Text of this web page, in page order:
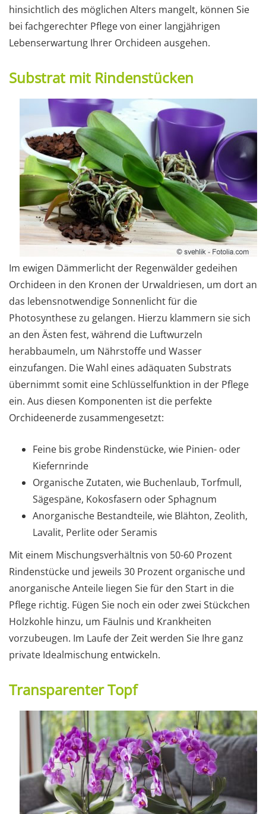
hinsichtlich des möglichen Alters mangelt, können Sie
bei fachgerechter Pflege von einer langjährigen
Lebenserwartung Ihrer Orchideen ausgehen.
Substrat mit Rindenstücken
Im ewigen Dämmerlicht der Regenwälder gedeihen
Orchideen in den Kronen der Urwaldriesen, um dort an
das lebensnotwendige Sonnenlicht für die
Photosynthese zu gelangen. Hierzu klammern sie sich
an den Ästen fest, während die Luftwurzeln
herabbaumeln, um Nährstoffe und Wasser
einzufangen. Die Wahl eines adäquaten Substrats
übernimmt somit eine Schlüsselfunktion in der Pflege
ein. Aus diesen Komponenten ist die perfekte
Orchideenerde zusammengesetzt:
Feine bis grobe Rindenstücke, wie Pinien- oder
Kiefernrinde
Organische Zutaten, wie Buchenlaub, Torfmull,
Sägespäne, Kokosfasern oder Sphagnum
Anorganische Bestandteile, wie Blähton, Zeolith,
Lavalit, Perlite oder Seramis
Mit einem Mischungsverhältnis von 50-60 Prozent
Rindenstücke und jeweils 30 Prozent organische und
anorganische Anteile liegen Sie für den Start in die
Pflege richtig. Fügen Sie noch ein oder zwei Stückchen
Holzkohle hinzu, um Fäulnis und Krankheiten
vorzubeugen. Im Laufe der Zeit werden Sie Ihre ganz
private Idealmischung entwickeln.
Transparenter Topf